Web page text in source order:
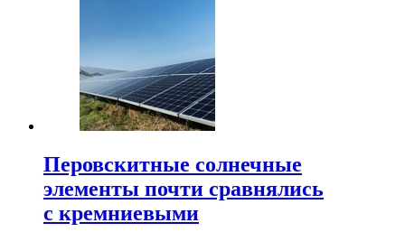
Перовскитные солнечные
элементы почти сравнялись
с кремниевыми